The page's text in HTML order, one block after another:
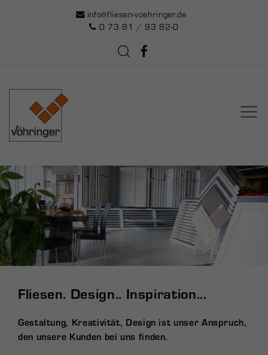
info@fliesen-voehringer.de
0 73 81 / 93 82-0
Fliesen. Design.. Inspiration...
Gestaltung, Kreativität, Design ist unser Anspruch,
den unsere Kunden bei uns finden.